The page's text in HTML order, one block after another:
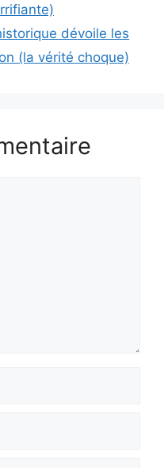
dévoile les
(la vérité choque)